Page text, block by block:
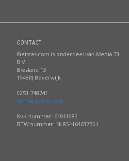
CONTACT
Fietstas.com is onderdeel van Media 73
B.V.
Biesland 13
1948RJ Beverwijk
0251-748741
[email protected]
KvK nummer: 61011983
BTW nummer: NL854164637B01